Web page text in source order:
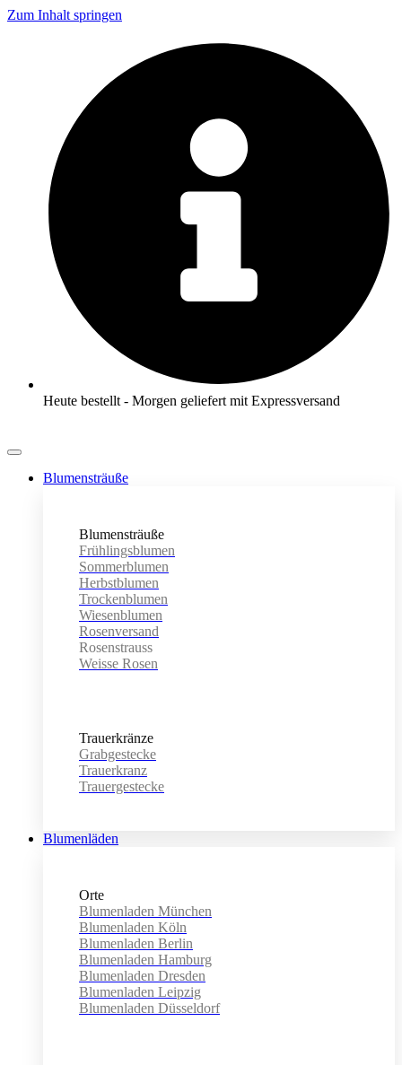
Zum Inhalt springen
Heute bestellt - Morgen geliefert mit Expressversand
Blumensträuße
Blumensträuße
Frühlingsblumen
Sommerblumen
Herbstblumen
Trockenblumen
Wiesenblumen
Rosenversand
Rosenstrauss
Weisse Rosen
Trauerkränze
Grabgestecke
Trauerkranz
Trauergestecke
Blumenläden
Orte
Blumenladen München
Blumenladen Köln
Blumenladen Berlin
Blumenladen Hamburg
Blumenladen Dresden
Blumenladen Leipzig
Blumenladen Düsseldorf